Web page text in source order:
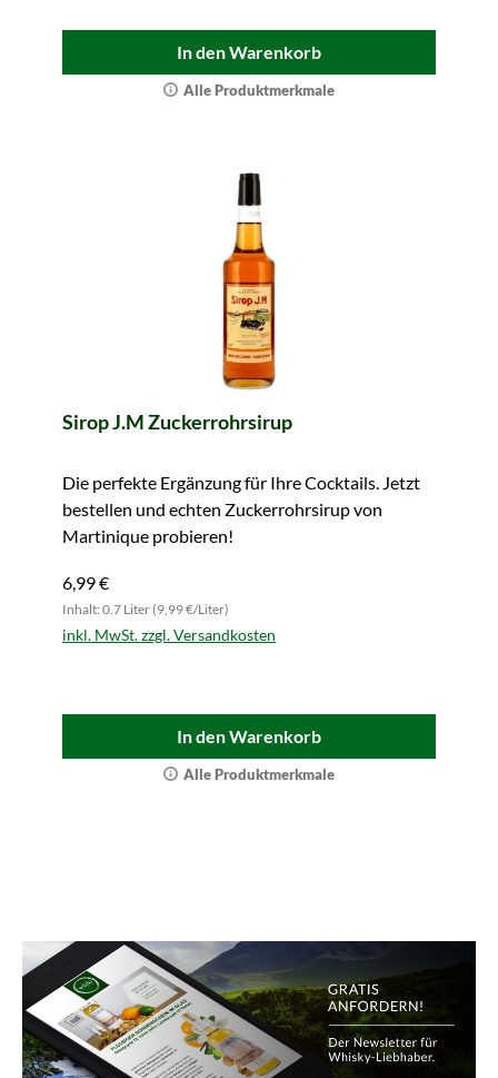
In den Warenkorb
Alle Produktmerkmale
Sirop J.M Zuckerrohrsirup
Die perfekte Ergänzung für Ihre Cocktails. Jetzt
bestellen und echten Zuckerrohrsirup von
Martinique probieren!
6,99 €
Inhalt: 0.7 Liter (9,99 €/Liter)
inkl. MwSt. zzgl. Versandkosten
In den Warenkorb
Alle Produktmerkmale